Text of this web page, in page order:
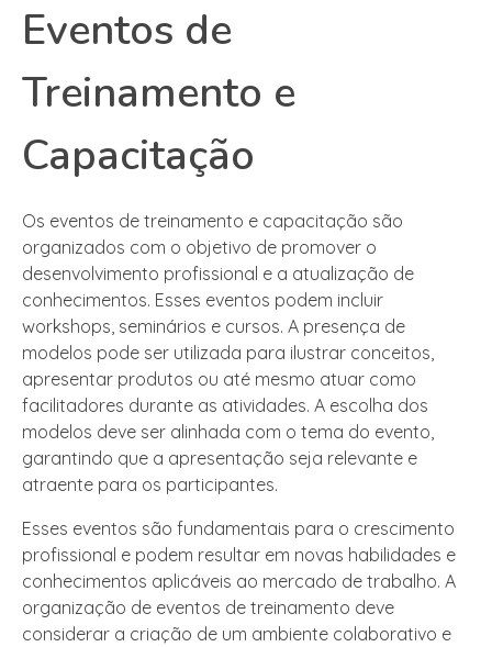
Eventos de
Treinamento e
Capacitação
Os eventos de treinamento e capacitação são
organizados com o objetivo de promover o
desenvolvimento profissional e a atualização de
conhecimentos. Esses eventos podem incluir
workshops, seminários e cursos. A presença de
modelos pode ser utilizada para ilustrar conceitos,
apresentar produtos ou até mesmo atuar como
facilitadores durante as atividades. A escolha dos
modelos deve ser alinhada com o tema do evento,
garantindo que a apresentação seja relevante e
atraente para os participantes.
Esses eventos são fundamentais para o crescimento
profissional e podem resultar em novas habilidades e
conhecimentos aplicáveis ao mercado de trabalho. A
organização de eventos de treinamento deve
considerar a criação de um ambiente colaborativo e